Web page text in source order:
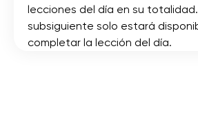
lecciones del día en su
subsiguiente solo estará
completar la lección del día.